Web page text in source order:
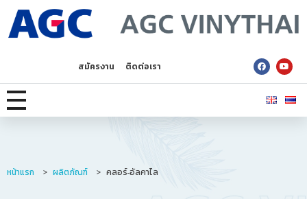
สมัครงาน ติดต่อเรา
หน้าแรก > ผลิตภัณฑ์ > คลอร์-อัลคาไล